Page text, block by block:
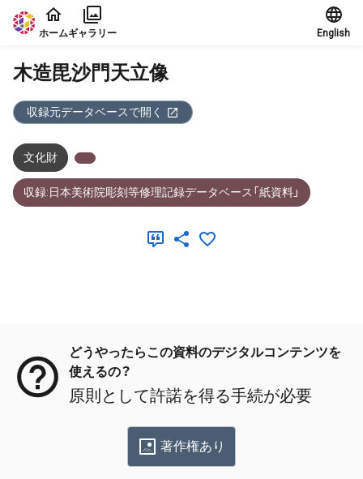
本文に飛ぶ
ホームギャラリー English
木造毘沙門天立像
収録元データベースで開く
文化財
収録:日本美術院彫刻等修理記録データベース「紙資料」
どうやったらこの資料のデジタルコンテンツを
使えるの？
原則として許諾を得る手続が必要
著作権あり